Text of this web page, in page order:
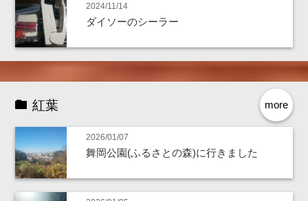
2024/11/14
ダイソーのシーラー
more
紅葉
2026/01/07
舞岡公園(ふるさとの森)に行きました